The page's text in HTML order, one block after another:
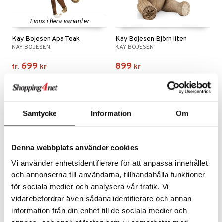
Samtycke Information Om
Denna webbplats använder cookies
Vi använder enhetsidentifierare för att anpassa innehållet
och annonserna till användarna, tillhandahålla funktioner
för sociala medier och analysera vår trafik. Vi
vidarebefordrar även sådana identifierare och annan
information från din enhet till de sociala medier och
Finns i flera varianter
Kay Bojesen Apa Teak
KAY BOJESEN
fr. 699 kr
Kay Bojesen Björn liten
KAY BOJESEN
899 kr
Kay Bojesen Elefant Liten
KAY BOJESEN KAY BOJESEN